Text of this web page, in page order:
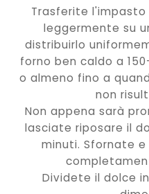
Trasferite
leggermente su
distribuirlo
forno ben caldo a
o almeno fino a
non
Non appena sarà
lasciate riposare il
minuti. Sfornate
Dividete il dolce